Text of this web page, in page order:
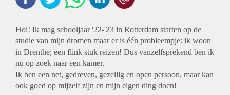
Hoi! Ik mag schooljaar '22-'23 in Rotterdam starten op de
studie van mijn dromen maar er is één probleempje: ik woon
in Drenthe; een flink stuk reizen! Dus vanzelfsprekend ben ik
nu op zoek naar een kamer.
Ik ben een net, gedreven, gezellig en open persoon, maar kan
ook goed op mijzelf zijn en mijn eigen ding doen!